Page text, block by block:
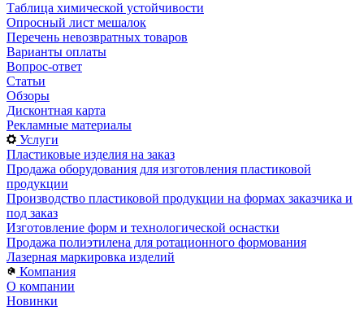
Таблица химической устойчивости
Опросный лист мешалок
Перечень невозвратных товаров
Варианты оплаты
Вопрос-ответ
Статьи
Обзоры
Дисконтная карта
Рекламные материалы
Услуги
Пластиковые изделия на заказ
Продажа оборудования для изготовления пластиковой
продукции
Производство пластиковой продукции на формах заказчика и
под заказ
Изготовление форм и технологической оснастки
Продажа полиэтилена для ротационного формования
Лазерная маркировка изделий
Компания
О компании
Новинки